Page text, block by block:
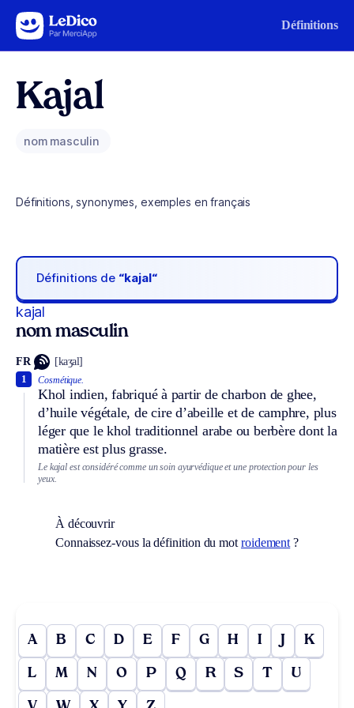
Aller au contenu Définitions
Kajal
nom masculin
Définitions, synonymes, exemples en français
Définitions de “kajal“
kajal
nom masculin
FR [kaʒal]
Cosmétique.
Khol indien, fabriqué à partir de charbon de ghee,
d’huile végétale, de cire d’abeille et de camphre, plus
léger que le khol traditionnel arabe ou berbère dont la
matière est plus grasse.
1
Le kajal est considéré comme un soin ayurvédique et une protection pour les
yeux.
À découvrir
Connaissez-vous la définition du mot roidement ?
A B C D E F G H I J K
L M N O P Q R S T U